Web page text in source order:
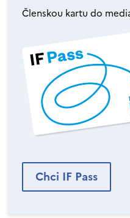
Členskou kartu do
Chci IF Pass